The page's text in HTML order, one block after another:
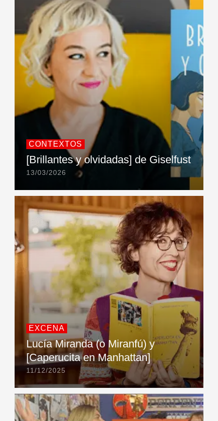
CONTEXTOS
[Brillantes y olvidadas] de Giselfust
13/03/2026
EXCENA
Lucía Miranda (o Miranfú) y
[Caperucita en Manhattan]
11/12/2025